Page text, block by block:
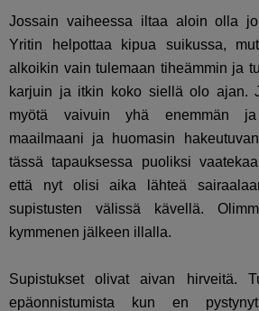
Jossain vaiheessa iltaa aloin olla
Yritin helpottaa kipua suikussa,
alkoikin vain tulemaan tiheämmin ja
karjuin ja itkin koko siellä olo ajan.
myötä vaivuin yhä enemmän ja
maailmaani ja huomasin
tässä tapauksessa puoliksi
että nyt olisi aika lähteä
supistusten välissä kävellä.
kymmenen jälkeen illalla.
Supistukset olivat aivan hirveitä.
epäonnistumista kun en